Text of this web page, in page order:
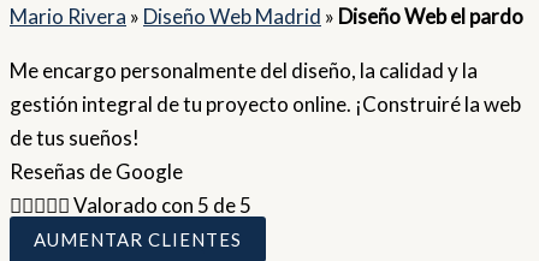
Mario Rivera » Diseño Web Madrid » Diseño Web el pardo
Me encargo personalmente del diseño, la calidad y la
gestión integral de tu proyecto online. ¡Construiré la web
de tus sueños!
Reseñas de Google
Valorado con 5 de 5
AUMENTAR CLIENTES